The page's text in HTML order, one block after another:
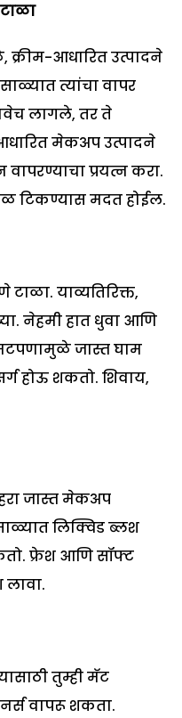
क्रीम-आधारित उत्पादने
त्यांचा वापर
लागले, तर ते
मेकअप उत्पादने
प्रयत्न करा.
टिकण्यास मदत होईल.
याव्यतिरिक्त,
नेहमी हात धुवा आणि
जास्त घाम
होऊ शकतो. शिवाय,
जास्त मेकअप
लिक्विड ब्लश
फ्रेश आणि सॉफ्ट
तुम्ही मॅट
वापरू शकता.